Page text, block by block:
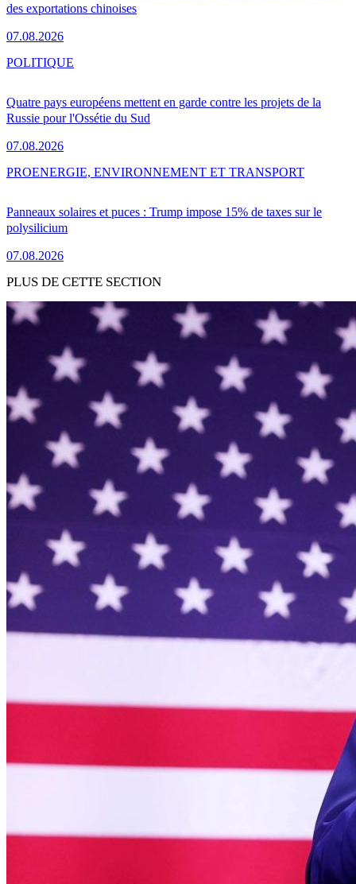
des exportations chinoises
07.08.2026
Quatre pays européens mettent en garde contre les projets de la
Russie pour l'Ossétie du Sud
07.08.2026
POLITIQUE
Panneaux solaires et puces : Trump impose 15% de taxes sur le
polysilicium
07.08.2026
PROENERGIE, ENVIRONNEMENT ET TRANSPORT
PLUS DE CETTE SECTION